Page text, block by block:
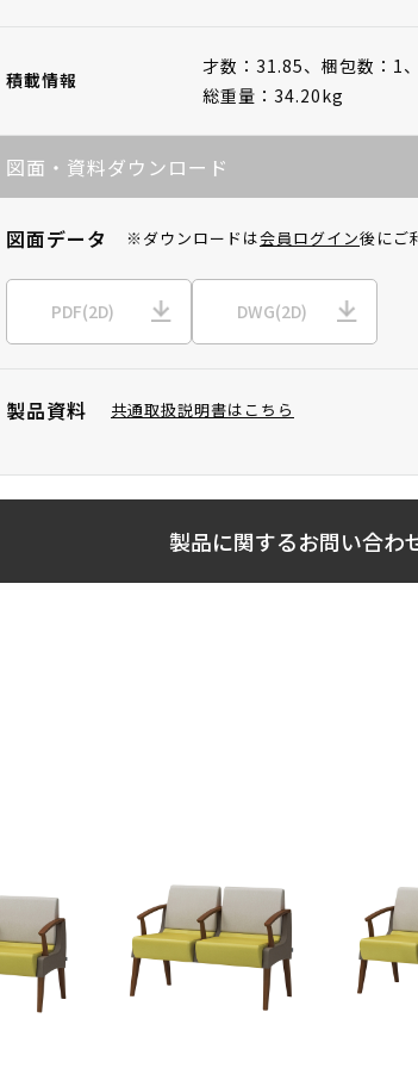
積載情報
才数：31.85、 梱包数：1、
総重量：34.20kg
図面・資料ダウンロード
図面データ ※ダウンロードは会員ログイン後にご
PDF(2D) DWG(2D)
製品資料 共通取扱説明書はこちら
製品に関するお問い合わ